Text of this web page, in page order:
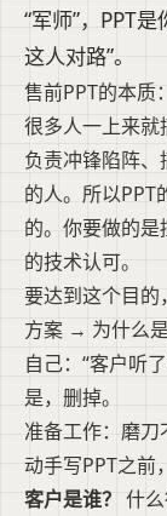
“军师”，PPT
这人对路”。
售前PPT的本质
很多人一上来就
负责冲锋陷阵
的人。所以PPT
的。你要做的
的技术认可。
要达到这个目
方案 → 为什么
自己：“客户听
是，删掉。
准备工作：磨刀
动手写PPT之前
客户是谁？ 什